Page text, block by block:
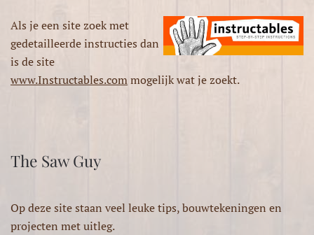
Als je een site zoek met
gedetailleerde instructies dan
is de site
www.Instructables.commogelijk wat je zoekt.
The Saw Guy
Op deze site staan veel leuke tips, bouwtekeningen en
projecten met uitleg.